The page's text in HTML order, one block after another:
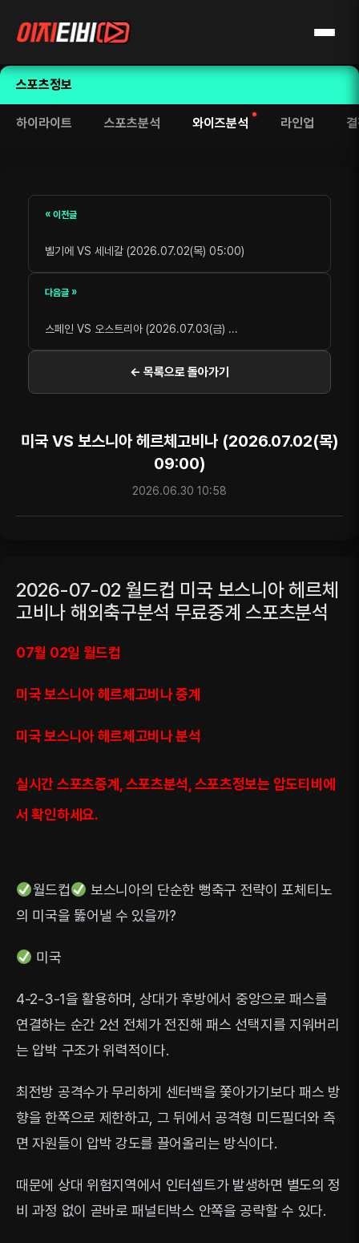
스포츠정보
하이라이트 스포츠분석 와이즈분석 라인업
« 이전글
벨기에 VS 세네갈 (2026.07.02(목) 05:00)
다음글 »
스페인 VS 오스트리아 (2026.07.03(금) ...
← 목록으로 돌아가기
미국 VS 보스니아 헤르체고비나 (2026.07.02(목)
09:00)
2026.06.30 10:58
2026-07-02 월드컵 미국 보스니아 헤르체
고비나 해외축구분석 무료중계 스포츠분석
07월 02일 월드컵
미국 보스니아 헤르체고비나 중계
미국 보스니아 헤르체고비나 분석
실시간 스포츠중계, 스포츠분석, 스포츠정보는 압도티비에
서 확인하세요.
월드컵
보스니아의 단순한 뻥축구 전략이 포체티노
의 미국을 뚫어낼 수 있을까?
미국
4-2-3-1을 활용하며, 상대가 후방에서 중앙으로 패스를
연결하는 순간 2선 전체가 전진해 패스 선택지를 지워버리
는 압박 구조가 위력적이다.
최전방 공격수가 무리하게 센터백을 쫓아가기보다 패스 방
향을 한쪽으로 제한하고, 그 뒤에서 공격형 미드필더와 측
면 자원들이 압박 강도를 끌어올리는 방식이다.
때문에 상대 위험지역에서 인터셉트가 발생하면 별도의 정
비 과정 없이 곧바로 패널티박스 안쪽을 공략할 수 있다.